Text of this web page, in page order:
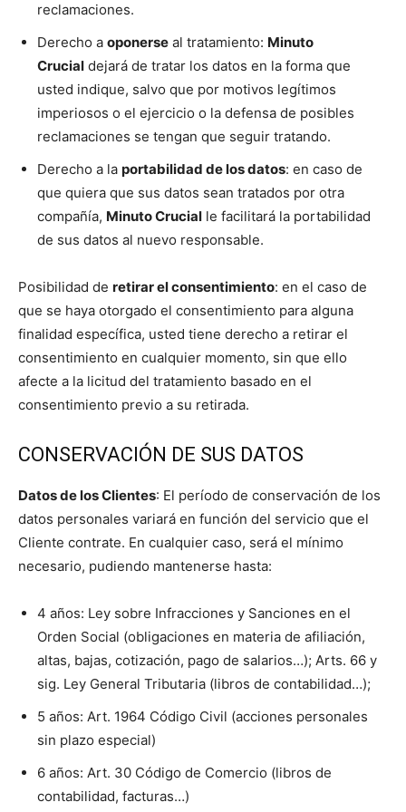
reclamaciones.
Derecho a oponerse al tratamiento: Minuto
Crucial dejará de tratar los datos en la forma que
usted indique, salvo que por motivos legítimos
imperiosos o el ejercicio o la defensa de posibles
reclamaciones se tengan que seguir tratando.
Derecho a la portabilidad de los datos: en caso de
que quiera que sus datos sean tratados por otra
compañía, Minuto Crucial le facilitará la portabilidad
de sus datos al nuevo responsable.
Posibilidad de retirar el consentimiento: en el caso de
que se haya otorgado el consentimiento para alguna
finalidad específica, usted tiene derecho a retirar el
consentimiento en cualquier momento, sin que ello
afecte a la licitud del tratamiento basado en el
consentimiento previo a su retirada.
CONSERVACIÓN DE SUS DATOS
Datos de los Clientes: El período de conservación de los
datos personales variará en función del servicio que el
Cliente contrate. En cualquier caso, será el mínimo
necesario, pudiendo mantenerse hasta:
4 años: Ley sobre Infracciones y Sanciones en el
Orden Social (obligaciones en materia de afiliación,
altas, bajas, cotización, pago de salarios…); Arts. 66 y
sig. Ley General Tributaria (libros de contabilidad…);
5 años: Art. 1964 Código Civil (acciones personales
sin plazo especial)
6 años: Art. 30 Código de Comercio (libros de
contabilidad, facturas…)